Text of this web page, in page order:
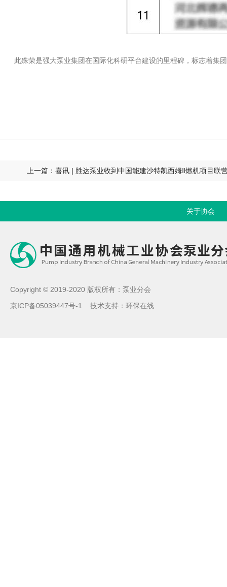
此殊荣是强大泵业集团在国际化科研平台建设的里程碑，标志着集
上一篇：喜讯 | 胜达泵业收到中国能建沙特凯西姆Ⅱ燃机项目联
关于协会
Copyright © 2019-2020 版权所有：泵业分会
京ICP备05039447号-1
技术支持： 环保在线